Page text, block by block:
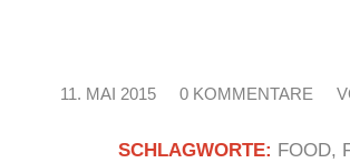
11. MAI 2015
/ 0 KOMMENTARE
/
SCHLAGWORTE: FOOD,